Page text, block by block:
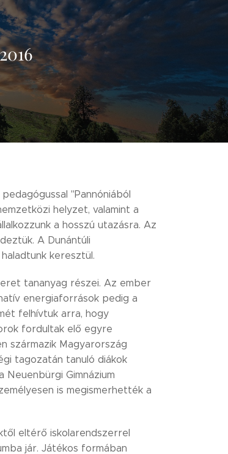
"Pannóniából
helyzet, valamint a
a hosszú utazásra. Az
A Dunántúli
keresztül.
tananyag részei. Az ember
energiaforrások pedig a
felhívtuk arra, hogy
fordultak elő egyre
származik Magyarország
tagozatán tanuló diákok
Gimnázium
is megismerhették a
eltérő iskolarendszerrel
jár. Játékos formában